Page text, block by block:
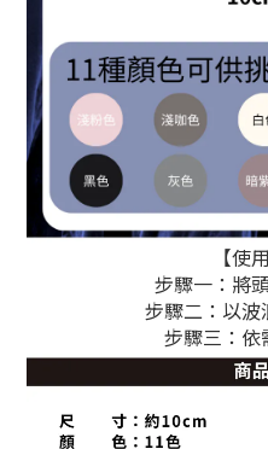
【使
步驟一：將
步驟二：以波
步驟三：依